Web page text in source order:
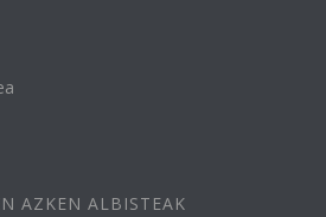
AZKEN ALBISTEAK